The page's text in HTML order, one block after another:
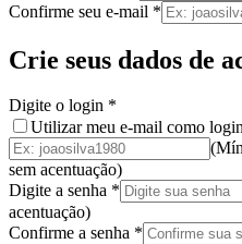
Confirme seu e-mail *
Crie seus dados de
Digite o login *
Utilizar meu e-mail como
sem acentuação)
Digite a senha *
acentuação)
Confirme a senha *